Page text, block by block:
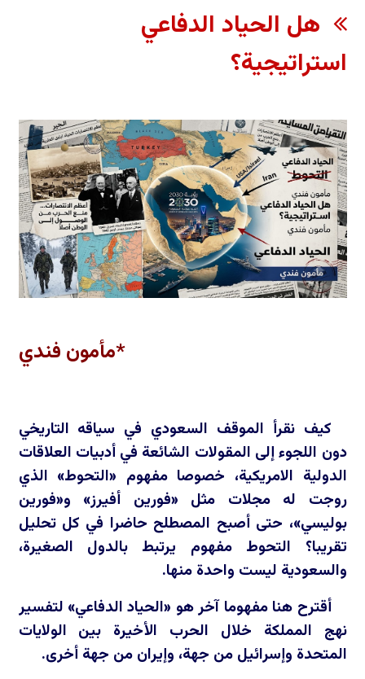
هل الحياد الدفاعي
استراتيجية؟
*مأمون فندي
كيف نقرأ الموقف السعودي في سياقه التاريخي
دون اللجوء إلى المقولات الشائعة في أدبيات العلاقات
الدولية الامريكية، خصوصا مفهوم «التحوط» الذي
روجت له مجلات مثل «فورين أفيرز» و«فورين
بوليسي»، حتى أصبح المصطلح حاضرا في كل تحليل
تقريبا؟ التحوط مفهوم يرتبط بالدول الصغيرة،
والسعودية ليست واحدة منها.
أقترح هنا مفهوما آخر هو «الحياد الدفاعي» لتفسير
نهج المملكة خلال الحرب الأخيرة بين الولايات
المتحدة وإسرائيل من جهة، وإيران من جهة أخرى.